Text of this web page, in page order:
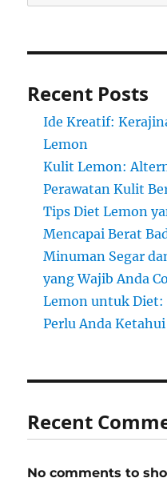
Recent Posts
Ide Kreatif:
Lemon
Kulit Lemon:
Perawatan Kulit
Tips Diet Lemon
Mencapai Berat
Minuman Segar
yang Wajib Anda
Lemon untuk Diet:
Perlu Anda Ketahui
Recent
No comments to